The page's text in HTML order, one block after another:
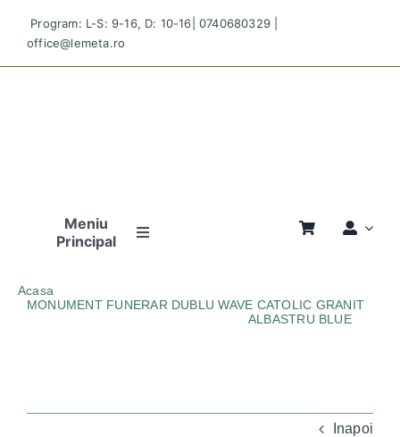
content
Program: L-S: 9-16, D: 10-16|0740680329
office@lemeta.ro
Meniu
Principal
Principală
Acasa
MONUMENT FUNERAR DUBLU WAVE CATOLIC GRANIT
ALBASTRU BLUE
Inapoi